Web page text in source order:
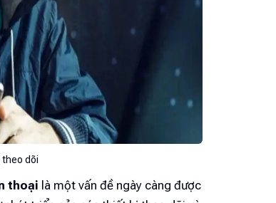
dõi
thoại là một vấn đề ngày càng được